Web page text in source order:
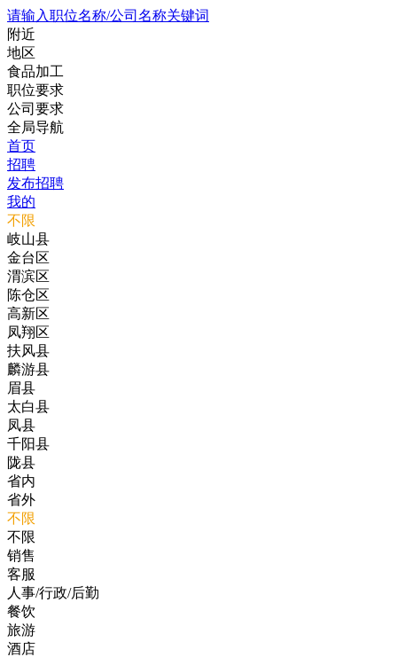
请输入职位名称/公司名称关键词
附近
地区
食品加工
职位要求
公司要求
全局导航
首页
招聘
发布招聘
我的
不限
岐山县
金台区
渭滨区
陈仓区
高新区
凤翔区
扶风县
麟游县
眉县
太白县
凤县
千阳县
陇县
省内
省外
不限
不限
销售
客服
人事/行政/后勤
餐饮
旅游
酒店